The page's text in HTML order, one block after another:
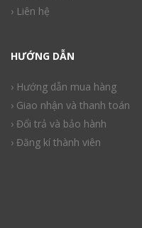
› Liên hệ
HƯỚNG DẪN
› Hướng dẫn mua hàng
› Giao nhận và thanh toán
› Đổi trả và bảo hành
› Đăng kí thành viên